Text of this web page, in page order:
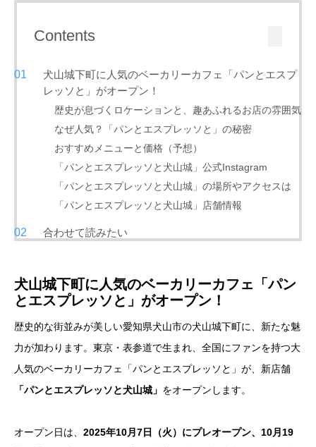
Contents
犬山城下町に人気のベーカリーカフェ「パンとエスプ
レッソと」がオープン！
歴史が息づくロケーションと、趣あふれるお店の雰囲気
なぜ人気？「パンとエスプレッソと」の秘密
おすすめメニューと価格（予想）
「パンとエスプレッソと犬山城」公式Instagram
「パンとエスプレッソと犬山城」の場所やアクセスは
「パンとエスプレッソと犬山城」店舗情報
合わせて読みたい
犬山城下町に人気のベーカリーカフェ「パン
とエスプレッソと」がオープン！
歴史的な街並みが美しい愛知県犬山市の犬山城下町に、新たな魅
力が加わります。東京・表参道で生まれ、全国にファンを持つ大
人気のベーカリーカフェ「パンとエスプレッソと」が、新店舗
「パンとエスプレッソと犬山城」 をオープンします。
オープン日は、 2025年10月7日（火）にプレオープン、10月19